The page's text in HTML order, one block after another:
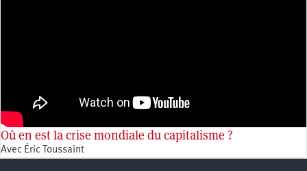
Où en est la crise mondiale du capitalisme ?
Avec Éric Toussaint